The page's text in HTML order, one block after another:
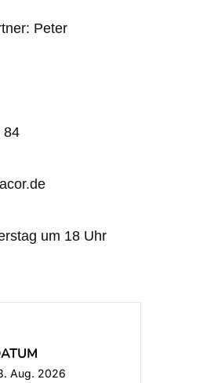
Peter
84
um 18 Uhr
Aug. 2026